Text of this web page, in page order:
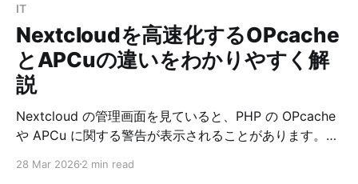
アクセスすると、ngro
IT
Nextcloudを高速化するOPcache
とAPCuの違いをわかりやすく解
説
Nextcloud の管理画面を見ていると、PHP の OPcache
や APCu に関する警告が表示されることがあります。
interned_strings_buffer が不足している * メモリキャッ
28 Mar 2026 2 min read